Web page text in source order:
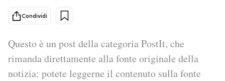
Sport
PODCAST
Condividi
Questo è un post della categoria PostIt, che
rimanda direttamente alla fonte originale della
notizia: potete leggerne il contenuto sulla fonte